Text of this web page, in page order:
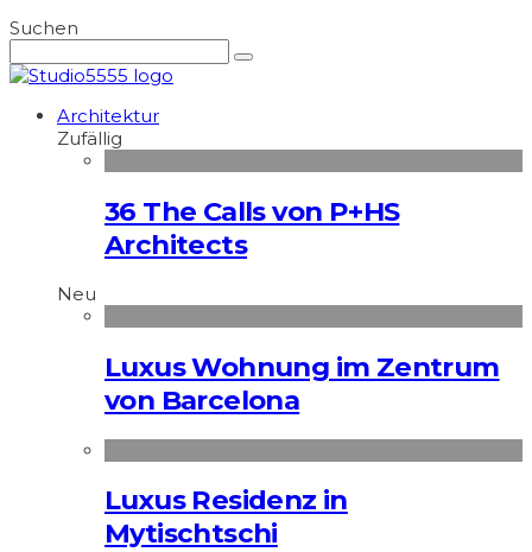
Suchen
Architektur
Zufällig
36 The Calls von P+HS
Architects
Neu
Luxus Wohnung im Zentrum
von Barcelona
Luxus Residenz in
Mytischtschi